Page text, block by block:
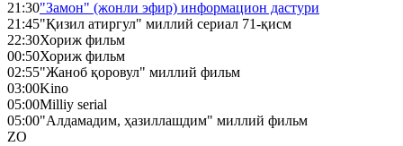
21:30"Замон" (жонли эфир) информацион дастури
21:45"Қизил атиргул" миллий сериал 71-қисм
22:30Хориж фильм
00:50Хориж фильм
02:55"Жаноб қоровул" миллий фильм
03:00Kino
05:00Milliy serial
05:00"Алдамадим, ҳазиллашдим" миллий фильм
ZO